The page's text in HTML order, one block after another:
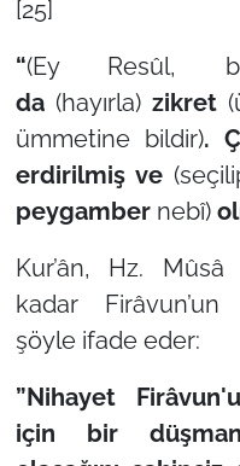
[25]
“(Ey Resûl,
da (hayırla) zikret
ümmetine bildir).
erdirilmiş ve
peygamber nebî)
Kur’ân, Hz. Mûsâ
kadar Firâvun’un
şöyle ifade eder:
”Nihayet
için bir